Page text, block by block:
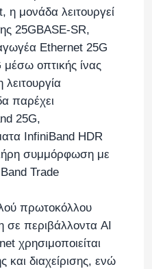
η μονάδα λειτουργεί
25GBASE-SR,
Ethernet 25G
μέσω οπτικής ίνας
λειτουργία
παρέχει
25G,
InfiniBand HDR
συμμόρφωση με
Trade
πρωτοκόλλου
σε περιβάλλοντα AI
χρησιμοποιείται
και διαχείρισης, ενώ